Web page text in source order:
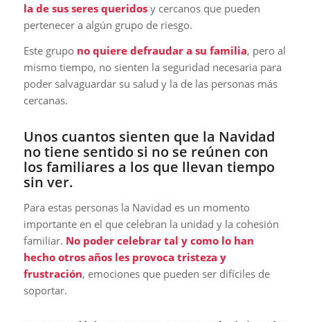
la de sus seres queridosy cercanos que pueden
pertenecer a algún grupo de riesgo.
Este grupo no quiere defraudar a su familia, pero al
mismo tiempo, no sienten la seguridad necesaria para
poder salvaguardar su salud y la de las personas más
cercanas.
Unos cuantos sienten que la Navidad
no tiene sentido si no se reúnen con
los familiares a los que llevan tiempo
sin ver.
Para estas personas la Navidad es un momento
importante en el que celebran la unidad y la cohesión
familiar. No poder celebrar tal y como lo han
hecho otros años les provoca tristeza y
frustración, emociones que pueden ser difíciles de
soportar.